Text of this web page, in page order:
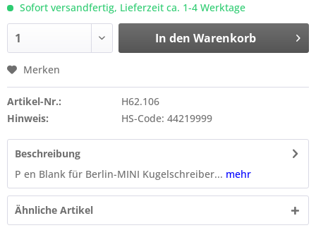
Sofort versandfertig, Lieferzeit ca. 1-4 Werktage
In den Warenkorb
Merken
Artikel-Nr.:
H62.106
Hinweis:
HS-Code: 44219999
Beschreibung
P en Blank für Berlin-MINI Kugelschreiber... mehr
Ähnliche Artikel